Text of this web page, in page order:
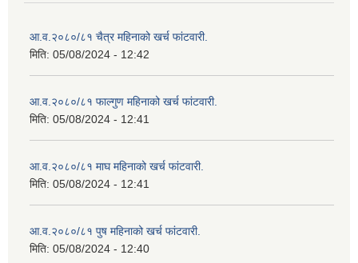
आ.व.२०८०/८१ चैत्र महिनाको खर्च फांटवारी.
मिति: 05/08/2024 - 12:42
आ.व.२०८०/८१ फाल्गुण महिनाको खर्च फांटवारी.
मिति: 05/08/2024 - 12:41
आ.व.२०८०/८१ माघ महिनाको खर्च फांटवारी.
मिति: 05/08/2024 - 12:41
आ.व.२०८०/८१ पुष महिनाको खर्च फांटवारी.
मिति: 05/08/2024 - 12:40